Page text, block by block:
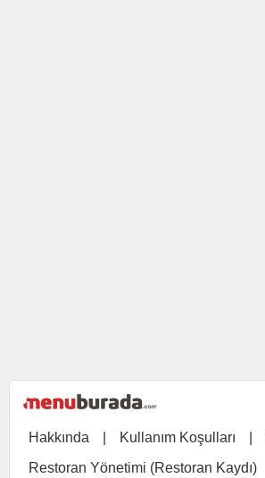
Hakkında Kullanım Koşulları
Restoran Yönetimi (Restoran Kaydı)